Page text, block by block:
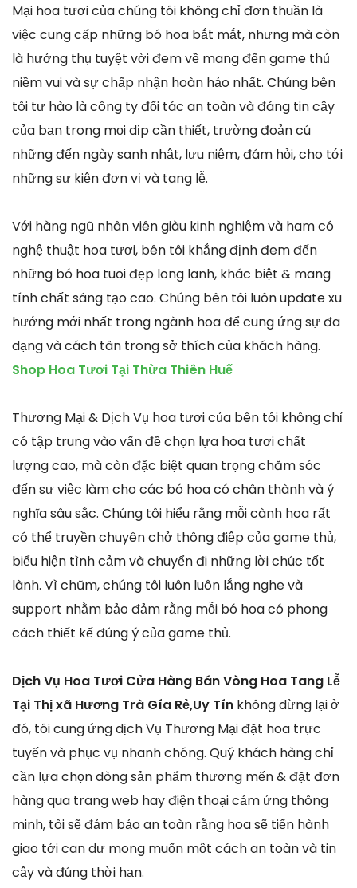
Mại hoa tươi của chúng tôi không chỉ đơn thuần là
việc cung cấp những bó hoa bắt mắt, nhưng mà còn
là hưởng thụ tuyệt vời đem về mang đến game thủ
niềm vui và sự chấp nhận hoàn hảo nhất. Chúng bên
tôi tự hào là công ty đối tác an toàn và đáng tin cậy
của bạn trong mọi dịp cần thiết, trường đoản cú
những đến ngày sanh nhật, lưu niệm, đám hỏi, cho tới
những sự kiện đơn vị và tang lễ.
Với hàng ngũ nhân viên giàu kinh nghiệm và ham có
nghệ thuật hoa tươi, bên tôi khẳng định đem đến
những bó hoa tuoi đẹp long lanh, khác biệt & mang
tính chất sáng tạo cao. Chúng bên tôi luôn update xu
hướng mới nhất trong ngành hoa để cung ứng sự đa
dạng và cách tân trong sở thích của khách hàng.
Shop Hoa Tươi Tại Thừa Thiên Huế
Thương Mại & Dịch Vụ hoa tươi của bên tôi không chỉ
có tập trung vào vấn đề chọn lựa hoa tươi chất
lượng cao, mà còn đặc biệt quan trọng chăm sóc
đến sự việc làm cho các bó hoa có chân thành và ý
nghĩa sâu sắc. Chúng tôi hiểu rằng mỗi cành hoa rất
có thể truyền chuyên chở thông điệp của game thủ,
biểu hiện tình cảm và chuyển đi những lời chúc tốt
lành. Vì chũm, chúng tôi luôn luôn lắng nghe và
support nhằm bảo đảm rằng mỗi bó hoa có phong
cách thiết kế đúng ý của game thủ.
Dịch Vụ Hoa Tươi Cửa Hàng Bán Vòng Hoa Tang Lễ
Tại Thị xã Hương Trà Gía Rẻ,Uy Tín không dừng lại ở
đó, tôi cung ứng dịch Vụ Thương Mại đặt hoa trực
tuyến và phục vụ nhanh chóng. Quý khách hàng chỉ
cần lựa chọn dòng sản phẩm thương mến & đặt đơn
hàng qua trang web hay điện thoại cảm ứng thông
minh, tôi sẽ đảm bảo an toàn rằng hoa sẽ tiến hành
giao tới can dự mong muốn một cách an toàn và tin
cậy và đúng thời hạn.